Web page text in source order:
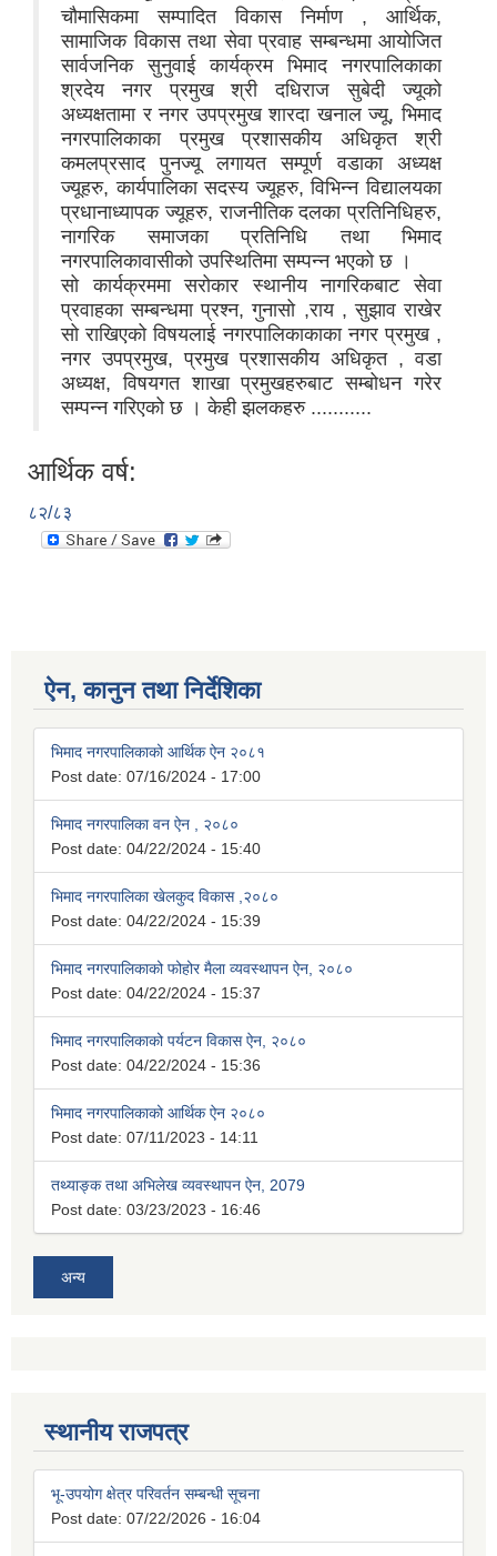
चौमासिकमा सम्पादित विकास निर्माण , आर्थिक,
सामाजिक विकास तथा सेवा प्रवाह सम्बन्धमा आयोजित
सार्वजनिक सुनुवाई कार्यक्रम भिमाद नगरपालिकाका
श्रदेय नगर प्रमुख श्री दधिराज सुबेदी ज्यूको
अध्यक्षतामा र नगर उपप्रमुख शारदा खनाल ज्यू, भिमाद
नगरपालिकाका प्रमुख प्रशासकीय अधिकृत श्री
कमलप्रसाद पुनज्यू लगायत सम्पूर्ण वडाका अध्यक्ष
ज्यूहरु, कार्यपालिका सदस्य ज्यूहरु, विभिन्न विद्यालयका
प्रधानाध्यापक ज्यूहरु, राजनीतिक दलका प्रतिनिधिहरु,
नागरिक समाजका प्रतिनिधि तथा भिमाद
नगरपालिकावासीको उपस्थितिमा सम्पन्न भएको छ ।
सो कार्यक्रममा सरोकार स्थानीय नागरिकबाट सेवा
प्रवाहका सम्बन्धमा प्रश्न, गुनासो ,राय , सुझाव राखेर
सो राखिएको विषयलाई नगरपालिकाकाका नगर प्रमुख ,
नगर उपप्रमुख, प्रमुख प्रशासकीय अधिकृत , वडा
अध्यक्ष, विषयगत शाखा प्रमुखहरुबाट सम्बोधन गरेर
सम्पन्न गरिएको छ । केही झलकहरु ...........
आर्थिक वर्ष:
८२/८३
ऐन, कानुन तथा निर्देशिका
भिमाद नगरपालिकाको आर्थिक ऐन २०८१
Post date: 07/16/2024 - 17:00
भिमाद नगरपालिका वन ऐन , २०८०
Post date: 04/22/2024 - 15:40
भिमाद नगरपालिका खेलकुद विकास ,२०८०
Post date: 04/22/2024 - 15:39
भिमाद नगरपालिकाको फोहोर मैला व्यवस्थापन ऐन, २०८०
Post date: 04/22/2024 - 15:37
भिमाद नगरपालिकाको पर्यटन विकास ऐन, २०८०
Post date: 04/22/2024 - 15:36
भिमाद नगरपालिकाको आर्थिक ऐन २०८०
Post date: 07/11/2023 - 14:11
तथ्याङ्क तथा अभिलेख व्यवस्थापन ऐन, 2079
Post date: 03/23/2023 - 16:46
अन्य
स्थानीय राजपत्र
भू-उपयोग क्षेत्र परिवर्तन सम्बन्धी सूचना
Post date: 07/22/2026 - 16:04